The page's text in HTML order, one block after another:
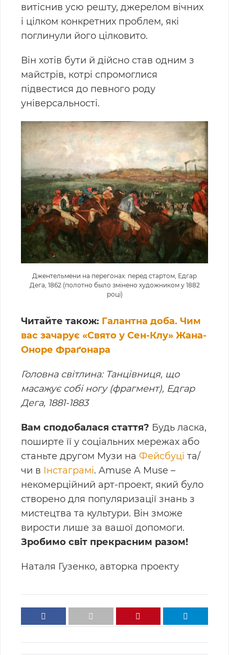
витіснив усю решту, джерелом вічних
і цілком конкретних проблем, які
поглинули його цілковито.
Він хотів бути й дійсно став одним з
майстрів, котрі спромоглися
підвестися до певного роду
універсальності.
Джентельмени на перегонах: перед стартом, Едгар
Дега, 1862 (полотно было змінено художником у 1882
році)
Читайте також: Галантна доба. Чим
вас зачарує «Свято у Сен-Клу» Жана-
Оноре Фраґонара
Головна світлина: Танцівниця, що
масажує собі ногу (фрагмент), Едгар
Дега, 1881-1883
Вам сподобалася стаття? Будь ласка,
поширте її у соціальних мережах або
станьте другом Музи на Фейсбуці та/
чи в Інстаграмі. Amuse A Muse –
некомерційний арт-проект, який було
створено для популяризації знань з
мистецтва та культури. Він зможе
вирости лише за вашої допомоги.
Зробимо світ прекрасним разом!
Наталя Гузенко, авторка проекту